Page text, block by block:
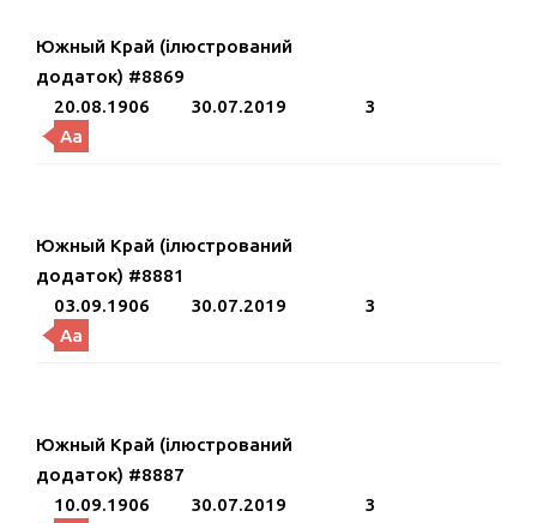
Южный Край (ілюстрований
додаток) #8869
20.08.1906
30.07.2019
3
Aa
Южный Край (ілюстрований
додаток) #8881
03.09.1906
30.07.2019
3
Aa
Южный Край (ілюстрований
додаток) #8887
10.09.1906
30.07.2019
3